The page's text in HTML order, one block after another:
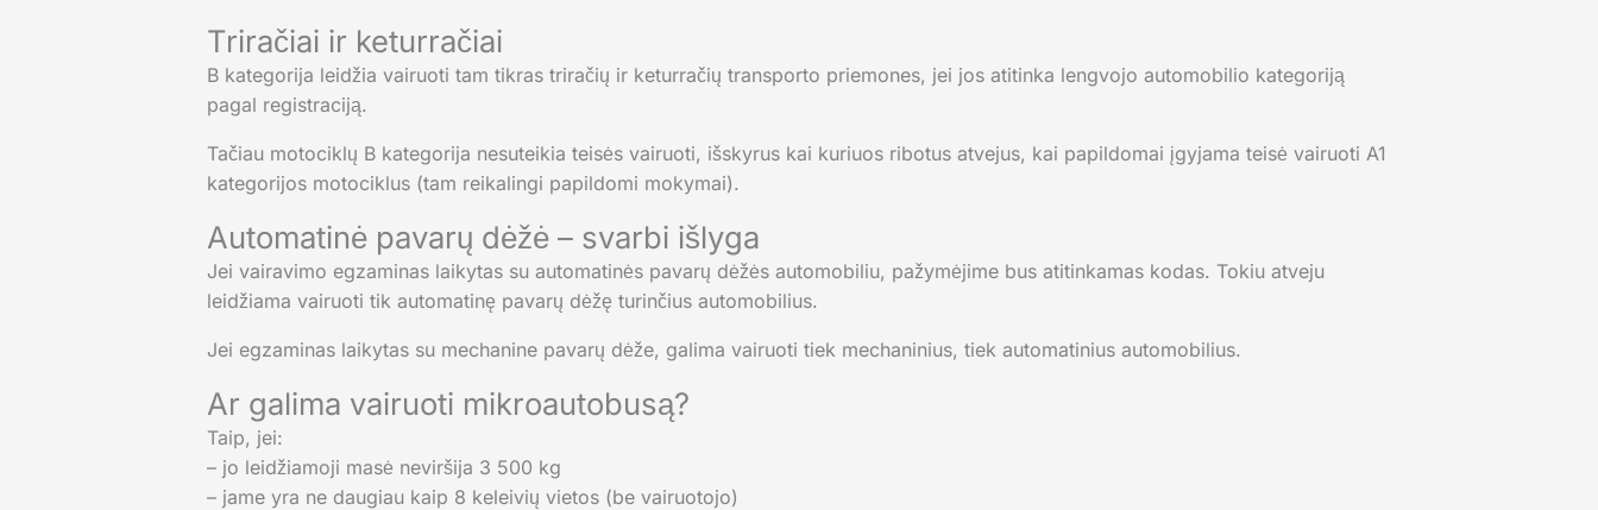
Triračiai ir keturračiai
B kategorija leidžia vairuoti tam tikras triračių ir keturračių transporto priemones, jei jos atitinka lengvojo automobilio kategoriją
pagal registraciją.
Tačiau motociklų B kategorija nesuteikia teisės vairuoti, išskyrus kai kuriuos ribotus atvejus, kai papildomai įgyjama teisė vairuoti A1
kategorijos motociklus (tam reikalingi papildomi mokymai).
Automatinė pavarų dėžė – svarbi išlyga
Jei vairavimo egzaminas laikytas su automatinės pavarų dėžės automobiliu, pažymėjime bus atitinkamas kodas. Tokiu atveju
leidžiama vairuoti tik automatinę pavarų dėžę turinčius automobilius.
Jei egzaminas laikytas su mechanine pavarų dėže, galima vairuoti tiek mechaninius, tiek automatinius automobilius.
Ar galima vairuoti mikroautobusą?
Taip, jei:
– jo leidžiamoji masė neviršija 3 500 kg
– jame yra ne daugiau kaip 8 keleivių vietos (be vairuotojo)